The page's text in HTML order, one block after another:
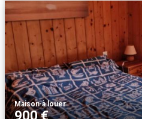
Maison·à louer
900 €